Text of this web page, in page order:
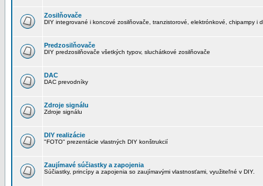
Zosilňovače
DIY integrované i koncové zosilňovače, tranzistorové, elektrónkové, chipampy i
Predzosilňovače
DIY predzosilňovače všetkých typov, sluchátkové zosilňovače
DAC
DAC prevodníky
Zdroje signálu
Zdroje signálu
DIY realizácie
"FOTO" prezentácie vlastných DIY konštrukcií
Zaujímavé súčiastky a zapojenia
Súčiastky, princípy a zapojenia so zaujímavými vlastnosťami, využiteľné v DIY.